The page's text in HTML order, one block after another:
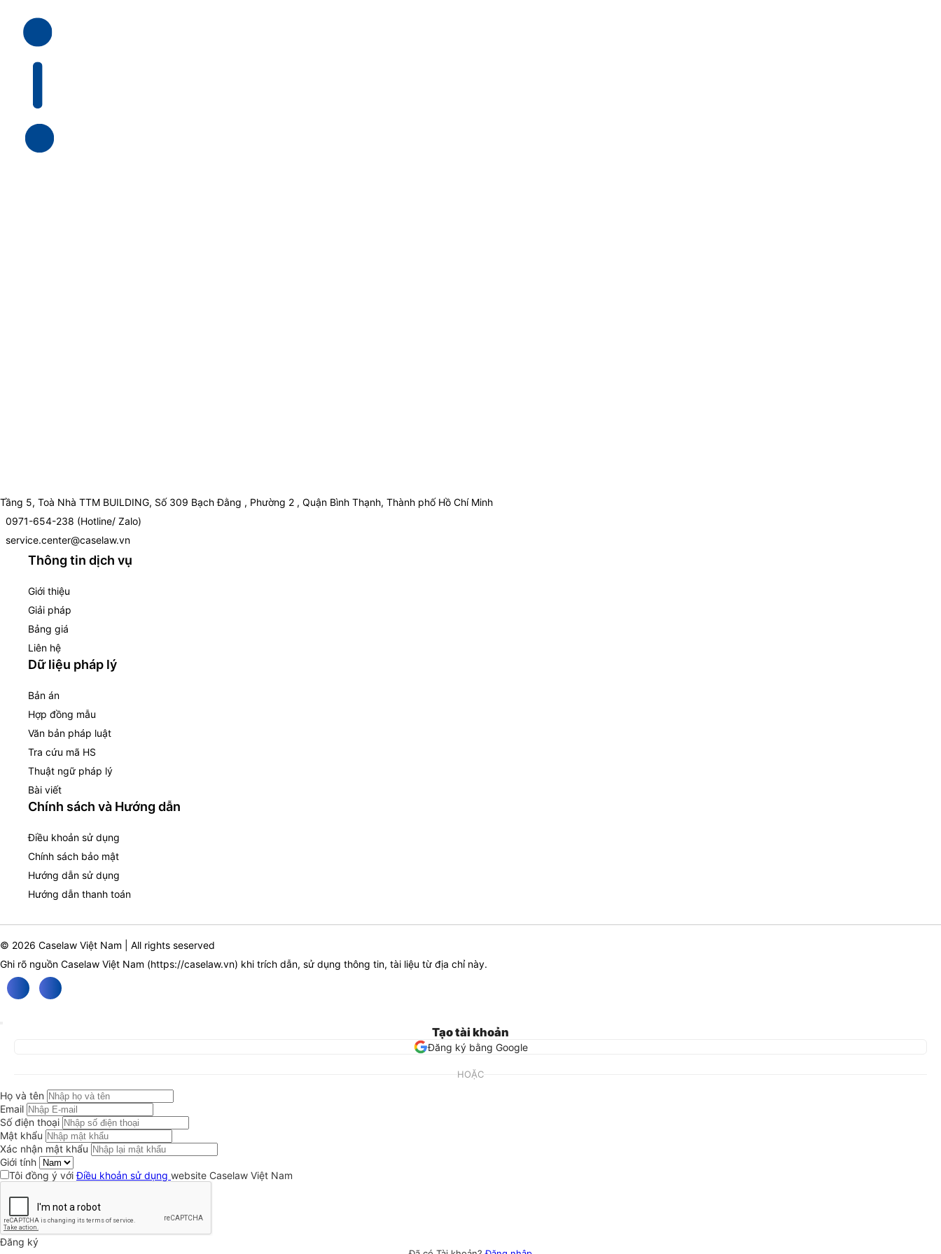
Tầng 5, Toà Nhà TTM BUILDING, Số 309 Bạch Đằng , Phường 2 , Quận Bình Thạnh, Thành phố Hồ Chí Minh
0971-654-238 (Hotline/ Zalo)
service.center@caselaw.vn
Thông tin dịch vụ
Giới thiệu
Giải pháp
Bảng giá
Liên hệ
Dữ liệu pháp lý
Bản án
Hợp đồng mẫu
Văn bản pháp luật
Tra cứu mã HS
Thuật ngữ pháp lý
Bài viết
Chính sách và Hướng dẫn
Điều khoản sử dụng
Chính sách bảo mật
Hướng dẫn sử dụng
Hướng dẫn thanh toán
© 2026 Caselaw Việt Nam | All rights seserved
Ghi rõ nguồn Caselaw Việt Nam (https://caselaw.vn) khi trích dẫn, sử dụng thông tin, tài liệu từ địa chỉ này.
Tạo tài khoản
Đăng ký bằng Google
HOẶC
Họ và tên
Email
Số điện thoại
Mật khẩu
Xác nhận mật khẩu
Giới tính
Tôi đồng ý vớiĐiều khoản sử dụng website Caselaw Việt Nam
Đăng ký